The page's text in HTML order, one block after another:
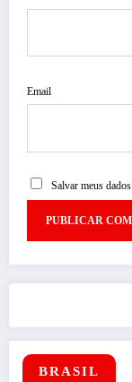
BRASIL
Email
Salvar meus